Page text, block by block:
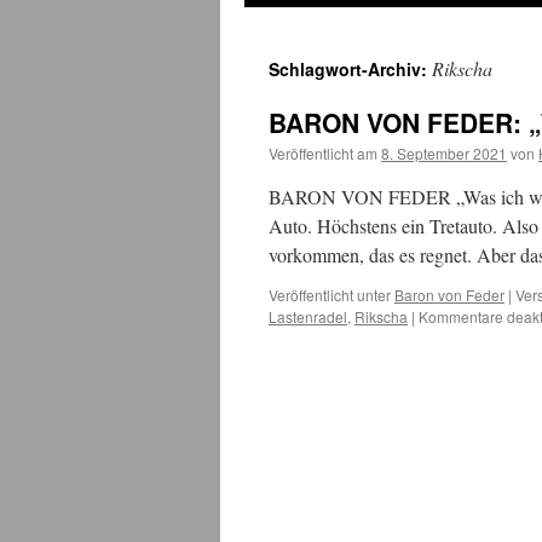
Schlagwort-Archiv: Rikscha
BARON VON
Veröffentlicht am 8. September 2021 von
BARON VON FEDER „Was ich
Auto. Höchstens ein Tretauto.
vorkommen, das es regnet. Aber
Veröffentlicht unter Baron von Feder |
Lastenradel, Rikscha | Kommentare